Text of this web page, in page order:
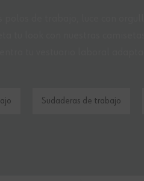
Sudaderas de trabajo